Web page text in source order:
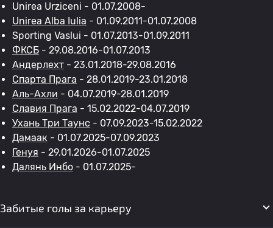
Unirea Urziceni - 01.07.2008-
Unirea Alba Iulia - 01.09.2011-01.07.2008
Sporting Vaslui - 01.07.2013-01.09.2011
ФКСБ - 29.08.2016-01.07.2013
Андерлехт - 23.01.2018-29.08.2016
Спарта Прага - 28.01.2019-23.01.2018
Аль-Ахли - 04.07.2019-28.01.2019
Славия Прага - 15.02.2022-04.07.2019
Ухань Три Таунс - 07.09.2023-15.02.2022
Дамаак - 01.07.2025-07.09.2023
Генуя - 29.01.2026-01.07.2025
Далянь Инбо - 01.07.2025-
Забитые голы за карьеру